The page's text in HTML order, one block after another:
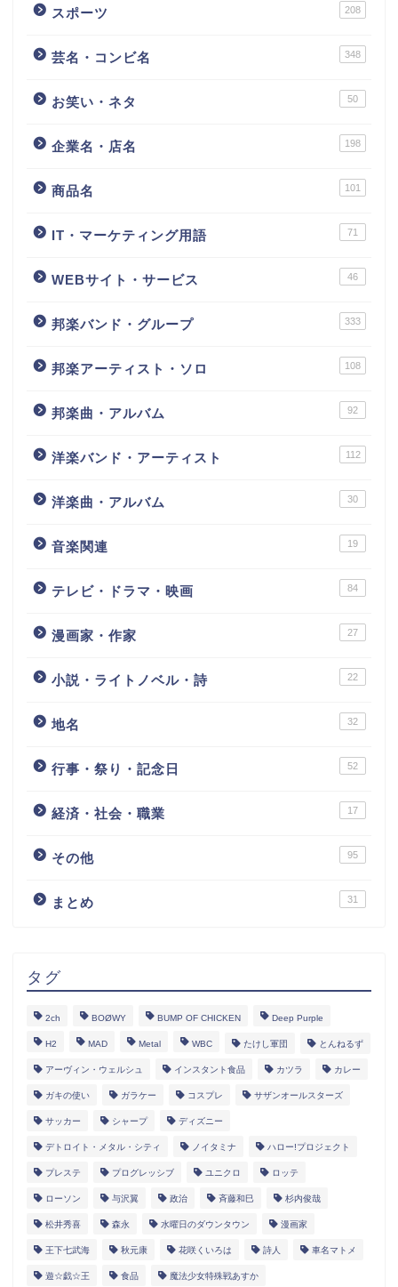
スポーツ 208
芸名・コンビ名 348
お笑い・ネタ 50
企業名・店名 198
商品名 101
IT・マーケティング用語 71
WEBサイト・サービス 46
邦楽バンド・グループ 333
邦楽アーティスト・ソロ 108
邦楽曲・アルバム 92
洋楽バンド・アーティスト 112
洋楽曲・アルバム 30
音楽関連 19
テレビ・ドラマ・映画 84
漫画家・作家 27
小説・ライトノベル・詩 22
地名 32
行事・祭り・記念日 52
経済・社会・職業 17
その他 95
まとめ 31
タグ
2ch BOØWY BUMP OF CHICKEN Deep Purple
H2 MAD Metal WBC たけし軍団 とんねるず
アーヴィン・ウェルシュ インスタント食品 カツラ カレー
ガキの使い ガラケー コスプレ サザンオールスターズ
サッカー シャープ ディズニー
デトロイト・メタル・シティ ノイタミナ ハロー!プロジェクト
プレステ プログレッシブ ユニクロ ロッテ
ローソン 与沢翼 政治 斉藤和巳 杉内俊哉
松井秀喜 森永 水曜日のダウンタウン 漫画家
王下七武海 秋元康 花咲くいろは 詩人 車名マトメ
遊☆戯☆王 食品 魔法少女特殊戦あすか